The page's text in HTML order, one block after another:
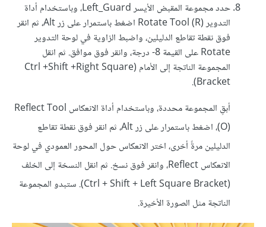
حدد مجموعة المقبض الأيسر Left_Guard، وباستخدام أداة
التدوير Rotate Tool (R) اضغط باستمرار على زر Alt، ثم انقر
فوق نقطة تقاطع الدليلين، واضبط الزاوية في لوحة التدوير
Rotate على القيمة 8- درجة، وانقر فوق موافق. ثم انقل
المجموعة الناتجة إلى الأمام (Ctrl +Shift +Right Square
Bracket).
أبقِ المجموعة محددة، وباستخدام أداة الانعكاس Reflect Tool
(O)، اضغط باستمرار على زر Alt، ثم انقر فوق نقطة تقاطع
الدليلين مرةً أخرى، اختر الانعكاس حول المحور العمودي في لوحة
الانعكاس Reflect، وانقر فوق نسخ. ثم انقل النسخة إلى الخلف
(Ctrl + Shift + Left Square Bracket). ستبدو المجموعة
الناتجة مثل الصورة الأخيرة.